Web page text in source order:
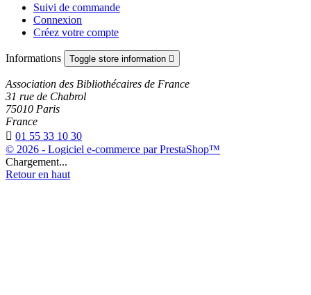
Suivi de commande
Connexion
Créez votre compte
Informations Toggle store information 
Association des Bibliothécaires de France
31 rue de Chabrol
75010 Paris
France
 01 55 33 10 30
© 2026 - Logiciel e-commerce par PrestaShop™
Chargement...
Retour en haut